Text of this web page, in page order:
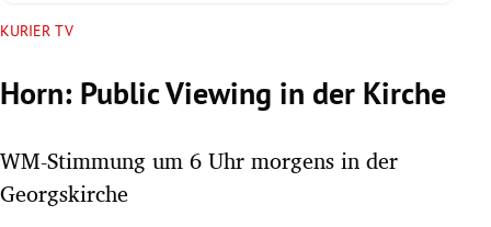
KURIER TV
Horn: Public Viewing in der Kirche
WM-Stimmung um 6 Uhr morgens in der
Georgskirche